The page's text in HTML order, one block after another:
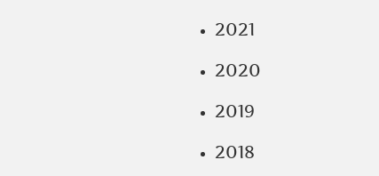
2021
2020
2019
2018